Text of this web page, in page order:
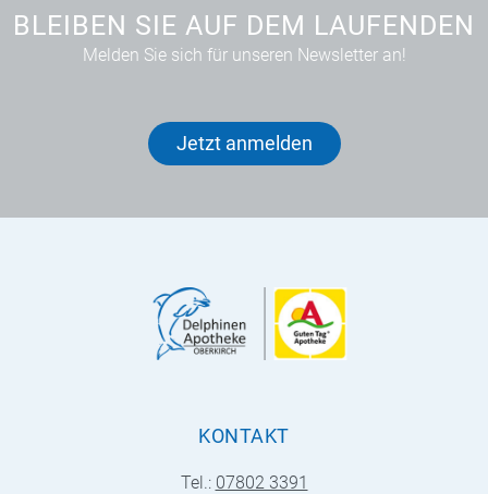
BLEIBEN SIE AUF DEM LAUFENDEN
Melden Sie sich für unseren Newsletter an!
Jetzt anmelden
KONTAKT
Tel.: 07802 3391